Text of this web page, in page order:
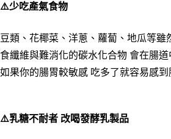
⚠️少吃產氣食物
豆類、花椰菜、洋蔥、蘿蔔、地瓜等雖
食纖維與難消化的碳水化合物 會在腸道
如果你的腸胃較敏感 吃多了就容易感到
⚠️乳糖不耐者 改喝發酵乳製品